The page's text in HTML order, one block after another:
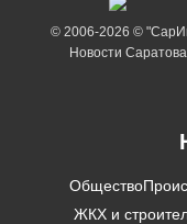
© 2006-2026 ©
Новости
Общество
ЖКХ и